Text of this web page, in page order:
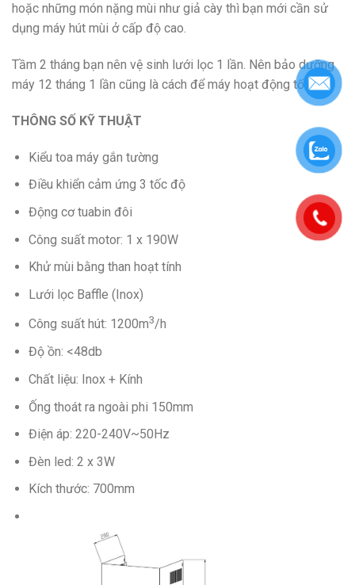
hoặc những món nặng mùi như giả cày thì bạn mới cần sử
dụng máy hút mùi ở cấp độ cao.
Tầm 2 tháng bạn nên vệ sinh lưới lọc 1 lần. Nên bảo dưỡng
máy 12 tháng 1 lần cũng là cách để máy hoạt động tốt hơn.
THÔNG SỐ KỸ THUẬT
Kiểu toa máy gắn tường
Điều khiển cảm ứng 3 tốc độ
Động cơ tuabin đôi
Công suất motor: 1 x 190W
Khử mùi bằng than hoạt tính
Lưới lọc Baffle (Inox)
Công suất hút: 1200m3/h
Độ ồn: <48db
Chất liệu: Inox + Kính
Ống thoát ra ngoài phi 150mm
Điện áp: 220-240V~50Hz
Đèn led: 2 x 3W
Kích thước: 700mm